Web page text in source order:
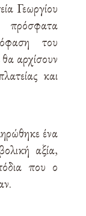
Γεωργίου
του
αρχίσουν
και
ένα
αξία,
που ο